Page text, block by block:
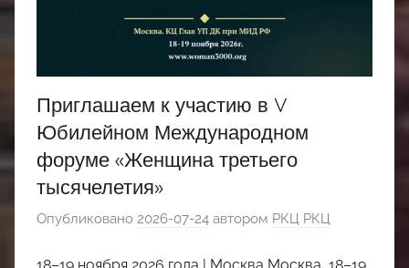
Приглашаем к участию в V
Юбилейном Международном
форуме «Женщина третьего
тысячелетия»
Опубликовано 2026-07-24 автором РКЦ РКЦ
18–19 ноября 2026 года | Москва Москва, 18–19